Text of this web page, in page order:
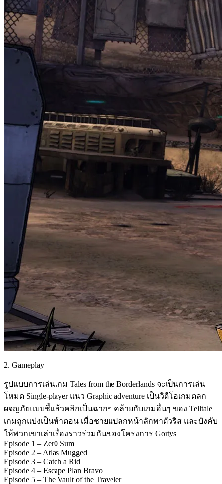
2. Gameplay
รูปแบบการเล่นเกม Tales from the Borderlands จะเป็นการเล่น
โหมด Single-player แนว Graphic adventure เป็นวิดีโอเกมตลก
ผจญภัยแบบชี้แล้วคลิกเป็นฉากๆ คล้ายกับเกมอื่นๆ ของ Telltale
เกมถูกแบ่งเป็นห้าตอน เมื่อชายแปลกหน้าลักพาตัวริส และบังคับ
ให้พวกเขาเล่าเรื่องราวร่วมกันของโครงการ Gortys
Episode 1 – Zer0 Sum
Episode 2 – Atlas Mugged
Episode 3 – Catch a Rid
Episode 4 – Escape Plan Bravo
Episode 5 – The Vault of the Traveler